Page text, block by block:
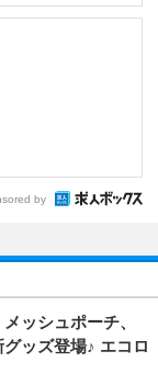
by
ッシュポーチ、
ッズ登場♪ エコロ